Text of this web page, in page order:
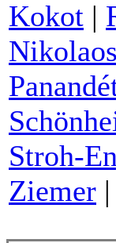
Kokot |
Stroh-
Ziemer |